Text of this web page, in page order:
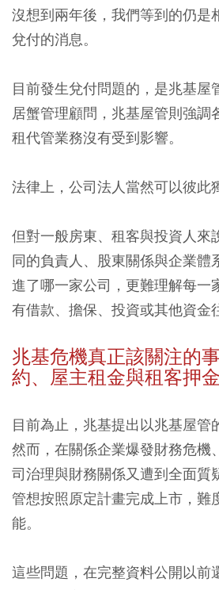
沒想到兩年後，我們等到的仍是
兌付的消息。
目前發生兌付問題的，是兆基屋
居蟹管理顧問，兆基屋管則強調
租代管業務沒有受到影響。
法律上，公司法人當然可以彼此
但對一般房東、租客與投資人來
同的負責人、股東關係與企業體
進了哪一家公司，更難理解每一
有借款、擔保、投資或其他資金
兆基危機真正該關注的
約、屋主租金與租客押
目前為止，兆基提出以兆基屋管
然而，在關係企業爆發財務危機
司治理與財務關係又遭到全面質
管想按照原定計畫完成上市，難
能。
這些問題，在完整資料公開以前